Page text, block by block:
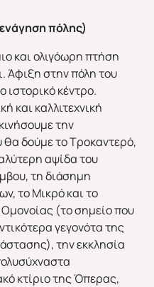
πόλης)
και ολιγόωρη πτήση
Άφιξη στην πόλη του
κέντρο.
και καλλιτεχνική
την
δούμε το Τροκαντερό,
αψίδα του
τη διάσημη
το Μικρό και το
(το σημείο που
γεγονότα της
την εκκλησία
κτίριο της Όπερας,